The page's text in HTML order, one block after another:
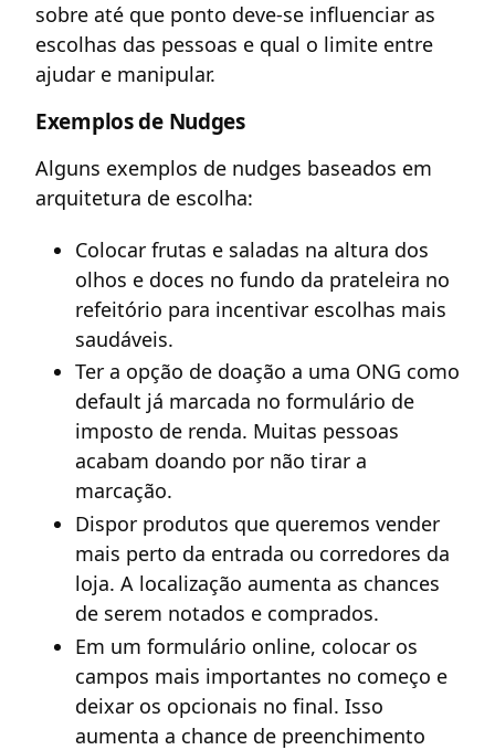
sobre até que ponto deve-se influenciar as
escolhas das pessoas e qual o limite entre
ajudar e manipular.
Exemplos de Nudges
Alguns exemplos de nudges baseados em
arquitetura de escolha:
Colocar frutas e saladas na altura dos
olhos e doces no fundo da prateleira no
refeitório para incentivar escolhas mais
saudáveis.
Ter a opção de doação a uma ONG como
default já marcada no formulário de
imposto de renda. Muitas pessoas
acabam doando por não tirar a
marcação.
Dispor produtos que queremos vender
mais perto da entrada ou corredores da
loja. A localização aumenta as chances
de serem notados e comprados.
Em um formulário online, colocar os
campos mais importantes no começo e
deixar os opcionais no final. Isso
aumenta a chance de preenchimento